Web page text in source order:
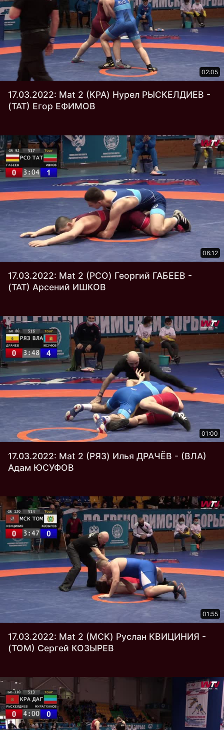
02:05
17.03.2022: Mat 2 (КРА) Нурел РЫСКЕЛДИЕВ -
(ТАТ) Егор ЕФИМОВ
06:12
17.03.2022: Mat 2 (РСО) Георгий ГАБЕЕВ -
(ТАТ) Арсений ИШКОВ
01:00
17.03.2022: Mat 2 (РЯЗ) Илья ДРАЧЁВ - (ВЛА)
Адам ЮСУФОВ
01:55
17.03.2022: Mat 2 (МСК) Руслан КВИЦИНИЯ -
(ТОМ) Сергей КОЗЫРЕВ